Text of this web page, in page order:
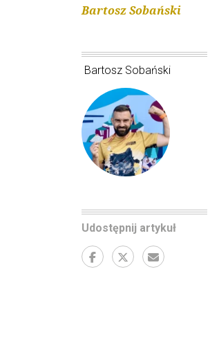
Bartosz Sobański
Bartosz Sobański
Udostępnij artykuł